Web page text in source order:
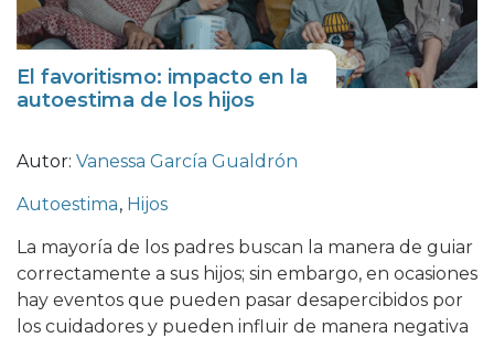
El favoritismo: impacto en la
autoestima de los hijos
Autor: Vanessa García Gualdrón
Autoestima, Hijos
La mayoría de los padres buscan la manera de guiar
correctamente a sus hijos; sin embargo, en ocasiones
hay eventos que pueden pasar desapercibidos por
los cuidadores y pueden influir de manera negativa